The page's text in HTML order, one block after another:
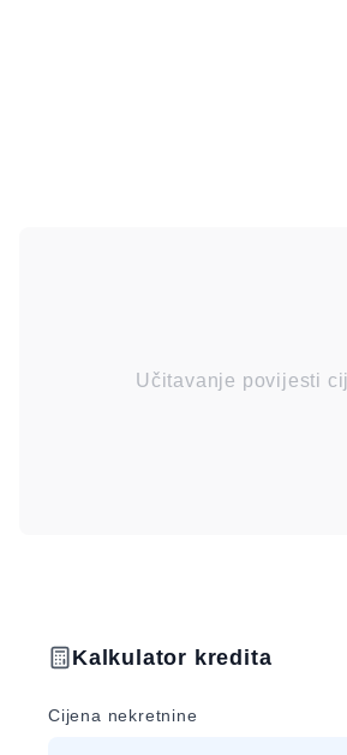
Učitavanje povijesti
Kalkulator kredita
Cijena nekretnine